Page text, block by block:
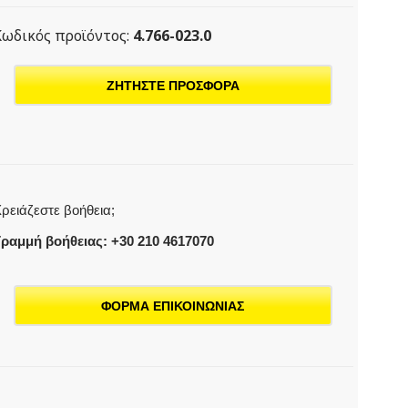
προϊόντος: 4.766-023.0
ΖΗΤΗΣΤΕ ΠΡΟΣΦΟΡΑ
βοήθεια;
βοήθειας: +30 210 4617070
ΦΟΡΜΑ ΕΠΙΚΟΙΝΩΝΙΑΣ